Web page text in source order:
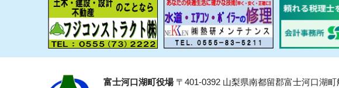
富士河口湖町役場〒401-0392 山梨県南都留郡富士河口湖町